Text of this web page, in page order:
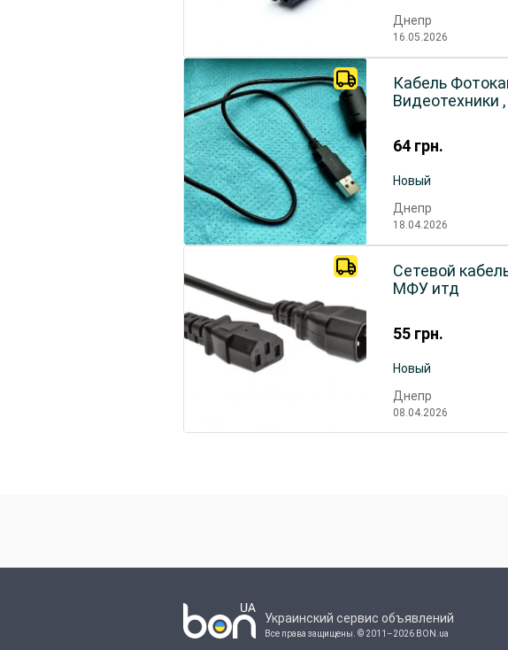
Днепр
16.05.2026
64 грн.
Кабель
Видеотехники
Новый
Днепр
18.04.2026
55 грн.
Сетевой
МФУ итд
Новый
Днепр
08.04.2026
Украинский сервис объявлений
Все права защищены. © 2011–2026 BON.ua